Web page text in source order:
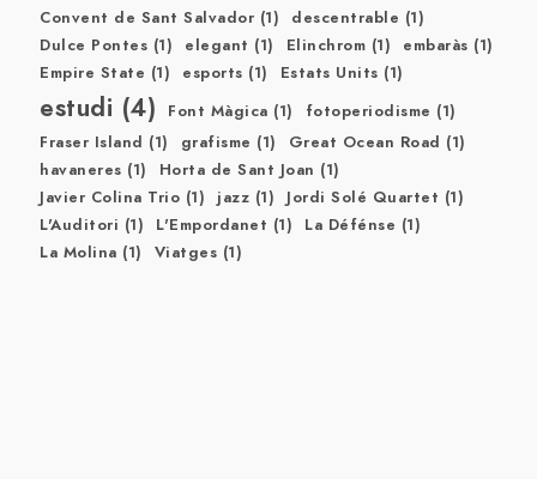
Convent de Sant Salvador (1) descentrable (1)
Dulce Pontes (1) elegant (1) Elinchrom (1) embaràs (1)
Empire State (1) esports (1) Estats Units (1)
estudi (4) Font Màgica (1) fotoperiodisme (1)
Fraser Island (1) grafisme (1) Great Ocean Road (1)
havaneres (1) Horta de Sant Joan (1)
Javier Colina Trio (1) jazz (1) Jordi Solé Quartet (1)
L'Auditori (1) L'Empordanet (1) La Défénse (1)
La Molina (1) Viatges (1)